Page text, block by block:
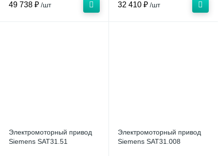
49 738 ₽ /шт 32 410 ₽ /шт
Электромоторный привод
Siemens SAT31.51
Электромоторный привод
Siemens SAT31.008